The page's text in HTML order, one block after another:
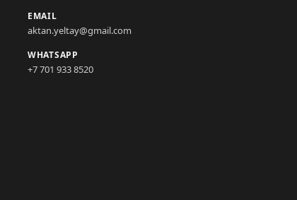
EMAIL
aktan.yeltay@gmail.com
WHATSAPP
+7 701 933 8520